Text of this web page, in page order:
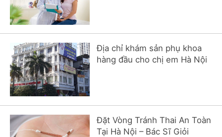
Địa chỉ khám sản phụ khoa
hàng đầu cho chị em Hà Nội
Đặt Vòng Tránh Thai An Toàn
Tại Hà Nội – Bác Sĩ Giỏi